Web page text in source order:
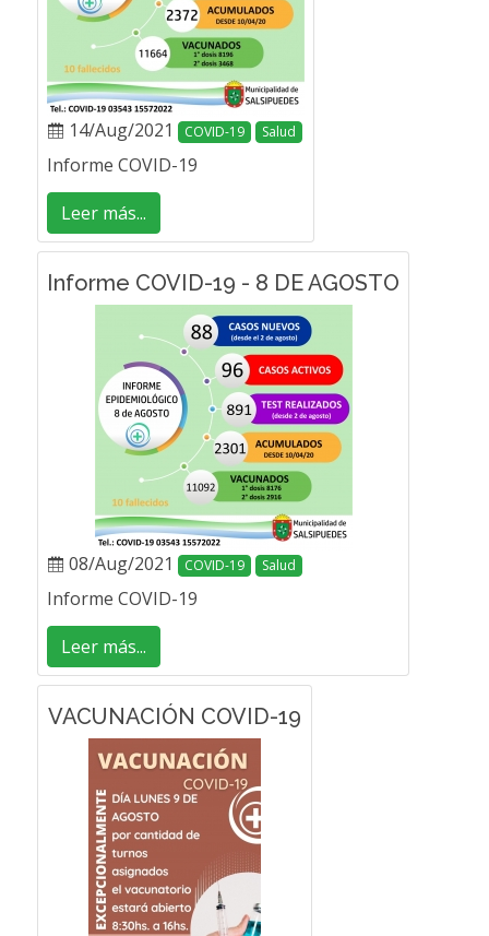
14/Aug/2021 COVID-19 Salud
Informe COVID-19
Leer más...
Informe COVID-19 - 8 DE AGOSTO
08/Aug/2021 COVID-19 Salud
Informe COVID-19
Leer más...
VACUNACIÓN COVID-19